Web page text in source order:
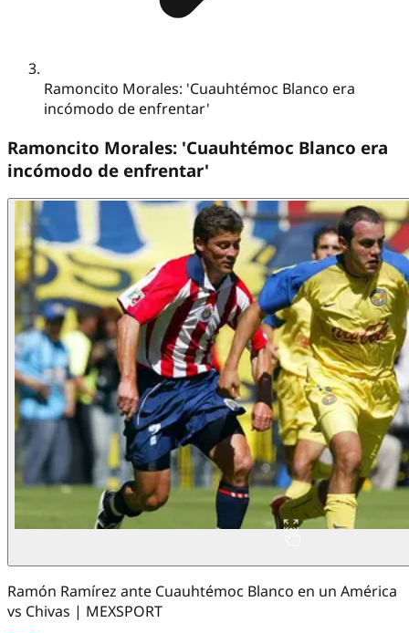
Ramoncito Morales: 'Cuauhtémoc Blanco era
incómodo de enfrentar'
Ramoncito Morales: 'Cuauhtémoc Blanco era
incómodo de enfrentar'
Ramón Ramírez ante Cuauhtémoc Blanco en un América
vs Chivas | MEXSPORT